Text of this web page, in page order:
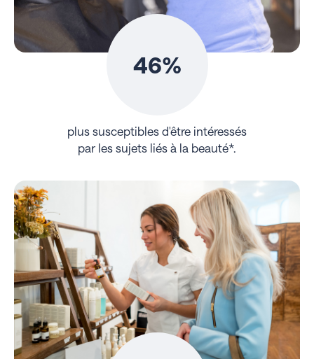
46%
plus susceptibles d'être intéressés
par les sujets liés à la beauté*.